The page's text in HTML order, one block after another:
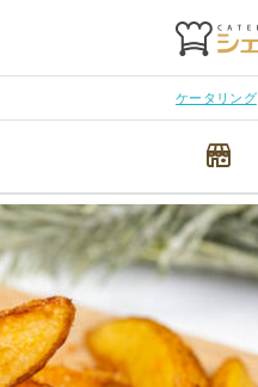
ケータリング